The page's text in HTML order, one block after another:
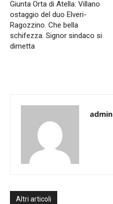
Giunta Orta di Atella: Villano
ostaggio del duo Elveri-
Ragozzino. Che bella
schifezza. Signor sindaco si
dimetta
admin
Altri articoli